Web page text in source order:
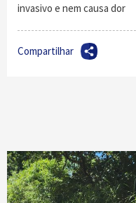
invasivo e nem causa dor
Compartilhar